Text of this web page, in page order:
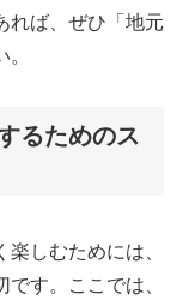
れば、ぜひ「地元
るためのス
しむためには、
す。ここでは、